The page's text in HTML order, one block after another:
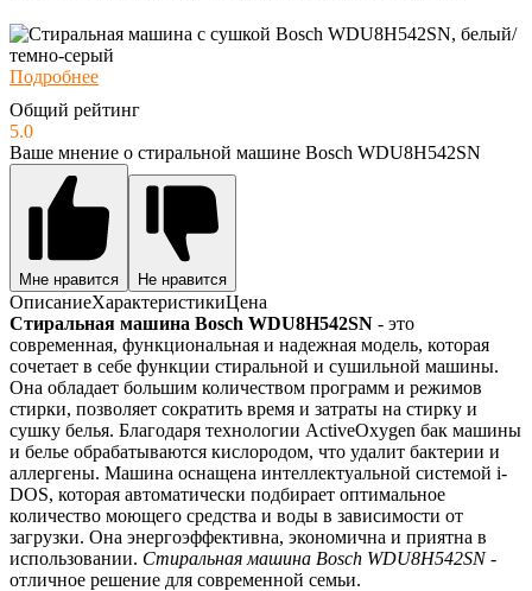
Подробнее
Общий рейтинг
5.0
Ваше мнение о стиральной машине Bosch WDU8H542SN
Мне нравится Не нравится
ОписаниеХарактеристикиЦена
Стиральная машина Bosch WDU8H542SN - это
современная, функциональная и надежная модель, которая
сочетает в себе функции стиральной и сушильной машины.
Она обладает большим количеством программ и режимов
стирки, позволяет сократить время и затраты на стирку и
сушку белья. Благодаря технологии ActiveOxygen бак машины
и белье обрабатываются кислородом, что удалит бактерии и
аллергены. Машина оснащена интеллектуальной системой i-
DOS, которая автоматически подбирает оптимальное
количество моющего средства и воды в зависимости от
загрузки. Она энергоэффективна, экономична и приятна в
использовании. Стиральная машина Bosch WDU8H542SN-
отличное решение для современной семьи.